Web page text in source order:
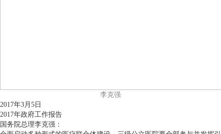
李克强
2017年3月5日
2017年政府工作报告
国务院总理李克强：